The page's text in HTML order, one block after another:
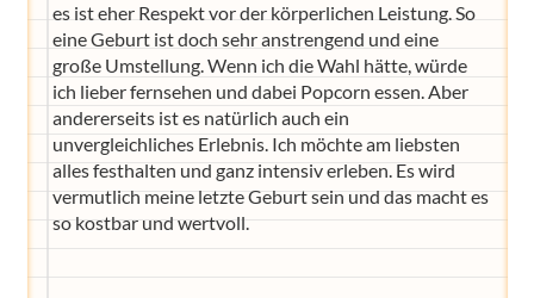
es ist eher Respekt vor der körperlichen Leistung. So
eine Geburt ist doch sehr anstrengend und eine
große Umstellung. Wenn ich die Wahl hätte, würde
ich lieber fernsehen und dabei Popcorn essen. Aber
andererseits ist es natürlich auch ein
unvergleichliches Erlebnis. Ich möchte am liebsten
alles festhalten und ganz intensiv erleben. Es wird
vermutlich meine letzte Geburt sein und das macht es
so kostbar und wertvoll.